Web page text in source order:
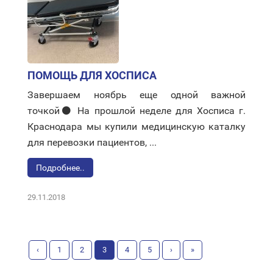
ПОМОЩЬ ДЛЯ ХОСПИСА
Завершаем ноябрь еще одной важной
точкой⚫ На прошлой неделе для Хосписа г.
Краснодара мы купили медицинскую каталку
для перевозки пациентов, ...
Подробнее..
29.11.2018
‹ 1 2 3 4 5 › »